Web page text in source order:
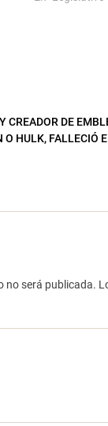
CREADOR DE
O HULK, FALLECIÓ
no será publicada.